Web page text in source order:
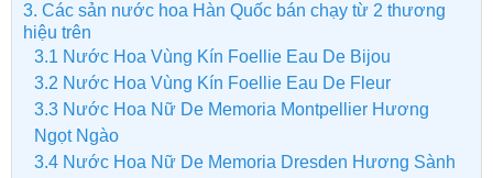
3. Các sản nước hoa Hàn Quốc bán chạy từ 2 thương
hiệu trên
3.1 Nước Hoa Vùng Kín Foellie Eau De Bijou
3.2 Nước Hoa Vùng Kín Foellie Eau De Fleur
3.3 Nước Hoa Nữ De Memoria Montpellier Hương
Ngọt Ngào
3.4 Nước Hoa Nữ De Memoria Dresden Hương Sành